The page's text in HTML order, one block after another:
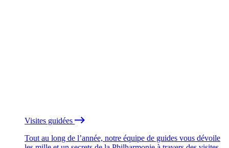
Visites guidées
Tout au long de l’année, notre équipe de guides vous dévoile